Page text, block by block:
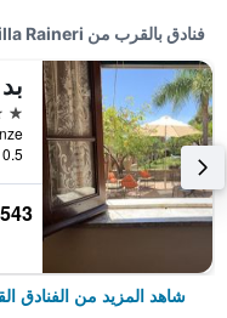
فنادق بالقرب من B&B Villa Raineri
3 نجوم
0.5 كيلومتر عن وسط المدينة
543 ﷼
شاهد المزيد من الفنادق